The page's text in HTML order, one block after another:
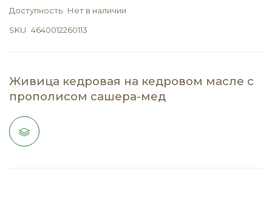
Доступность Нет в наличии
SKU 4640012260113
Живица кедровая на кедровом масле с
прополисом сашера-мед